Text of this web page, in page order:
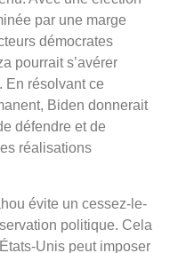
par une marge
démocrates
pourrait s’avérer
En résolvant ce
Biden donnerait
défendre et de
réalisations
évite un cessez-le-
politique. Cela
Unis peut imposer